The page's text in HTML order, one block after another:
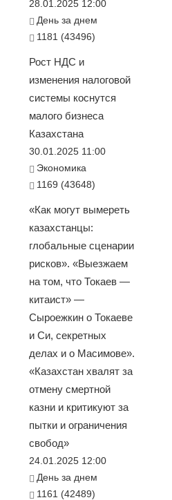
28.01.2025 12:00
День за днем
1181 (43496)
Рост НДС и
изменения налоговой
системы коснутся
малого бизнеса
Казахстана
30.01.2025 11:00
Экономика
1169 (43648)
«Как могут вымереть
казахстанцы:
глобальные сценарии
рисков». «Выезжаем
на том, что Токаев —
китаист» —
Сыроежкин о Токаеве
и Си, секретных
делах и о Масимове».
«Казахстан хвалят за
отмену смертной
казни и критикуют за
пытки и ограничения
свобод»
24.01.2025 12:00
День за днем
1161 (42489)